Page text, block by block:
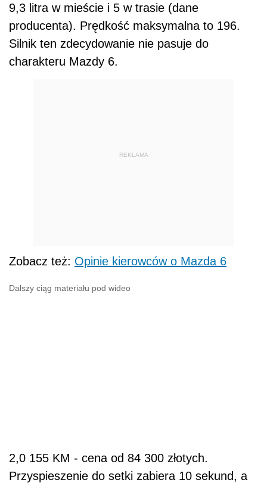
9,3 litra w mieście i 5 w trasie (dane
producenta). Prędkość maksymalna to 196.
Silnik ten zdecydowanie nie pasuje do
charakteru Mazdy 6.
REKLAMA
Zobacz też: Opinie kierowców o Mazda 6
Dalszy ciąg materiału pod wideo
2,0 155 KM - cena od 84 300 złotych.
Przyspieszenie do setki zabiera 10 sekund, a